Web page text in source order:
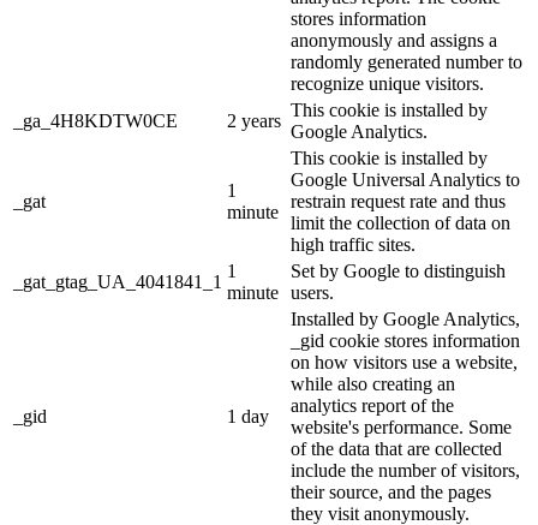
stores information
anonymously and assigns a
randomly generated number to
recognize unique visitors.
_ga_4H8KDTW0CE
2 years
This cookie is installed by
Google Analytics.
_gat
1
minute
This cookie is installed by
Google Universal Analytics to
restrain request rate and thus
limit the collection of data on
high traffic sites.
_gat_gtag_UA_4041841_1
1
minute
Set by Google to distinguish
users.
_gid 1 day
Installed by Google Analytics,
_gid cookie stores information
on how visitors use a website,
while also creating an
analytics report of the
website's performance. Some
of the data that are collected
include the number of visitors,
their source, and the pages
they visit anonymously.